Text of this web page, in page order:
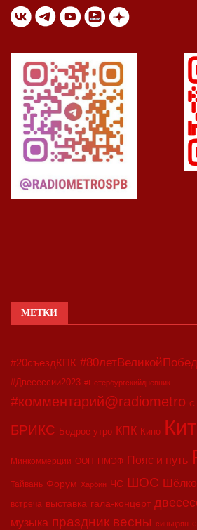
МЕТКИ
#20съездКПК
#Двесессии2023 #Петербургскийдневник
#комментарий@radiometro
БРИКС Бодрое утро КПК Кино
Минкоммерции ООН ПМЭФ Пояс и путь
Тайвань Форум Харбин ЧС ШОС
встреча выставка гала-концерт
музыка праздник весны синьцзян